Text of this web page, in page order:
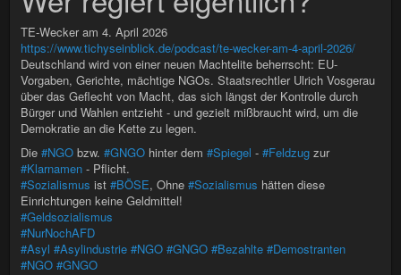
TE-Wecker am 4. April 2026
https://www.tichyseinblick.de/podcast/te-wecker-am-4-april-2026/
Deutschland wird von einer neuen Machtelite beherrscht: EU-
Vorgaben, Gerichte, mächtige NGOs. Staatsrechtler Ulrich Vosgerau
über das Geflecht von Macht, das sich längst der Kontrolle durch
Bürger und Wahlen entzieht - und gezielt mißbraucht wird, um die
Demokratie an die Kette zu legen.
Die #NGO bzw. #GNGO hinter dem #Spiegel - #Feldzug zur
#Klarnamen - Pflicht.
#Sozialismus ist #BÖSE, Ohne #Sozialismus hätten diese
Einrichtungen keine Geldmittel!
#Geldsozialismus
#NurNochAFD
#Asyl #Asylindustrie #NGO #GNGO #Bezahlte #Demostranten
#NGO #GNGO